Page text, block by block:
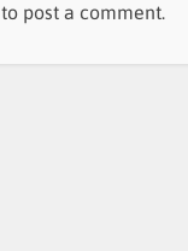
to post a comment.